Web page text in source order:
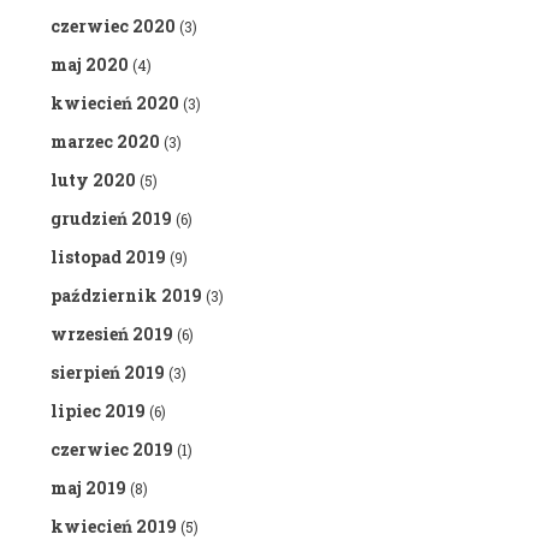
czerwiec 2020 (3)
maj 2020 (4)
kwiecień 2020 (3)
marzec 2020 (3)
luty 2020 (5)
grudzień 2019 (6)
listopad 2019 (9)
październik 2019 (3)
wrzesień 2019 (6)
sierpień 2019 (3)
lipiec 2019 (6)
czerwiec 2019 (1)
maj 2019 (8)
kwiecień 2019 (5)